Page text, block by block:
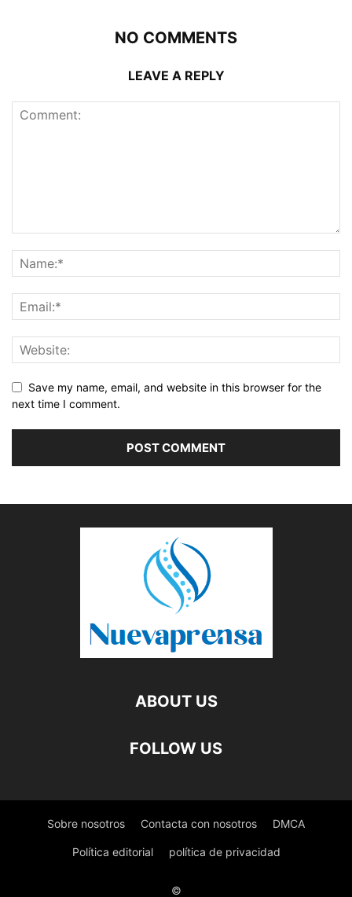
NO COMMENTS
LEAVE A REPLY
Save my name, email, and website in this browser for the
next time I comment.
ABOUT US
FOLLOW US
Sobre nosotros Contacta con nosotros DMCA
Política editorial política de privacidad
©